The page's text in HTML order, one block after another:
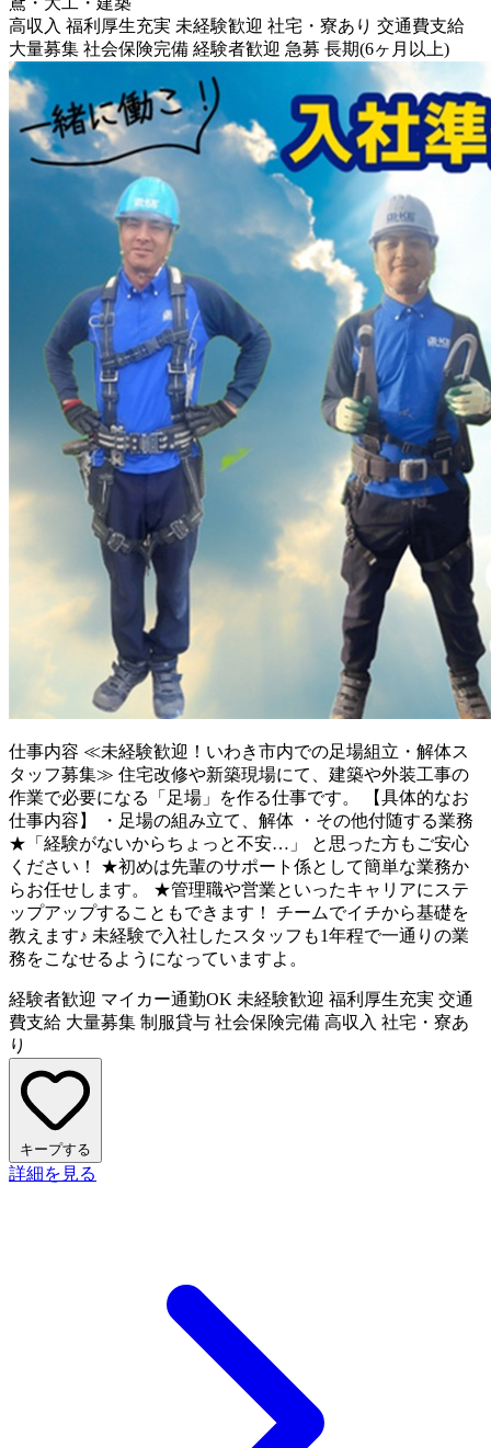
高収入 福利厚生充実 未経験歓迎 社宅・寮あり 交通費支給
大量募集 社会保険完備 経験者歓迎 急募 長期(6ヶ月以上)
仕事内容 ≪未経験歓迎！いわき市内での足場組立・解体ス
タッフ募集≫ 住宅改修や新築現場にて、建築や外装工事の
作業で必要になる「足場」を作る仕事です。 【具体的なお
仕事内容】 ・足場の組み立て、解体 ・その他付随する業務
★「経験がないからちょっと不安…」 と思った方もご安心
ください！ ★初めは先輩のサポート係として簡単な業務か
らお任せします。 ★管理職や営業といったキャリアにステ
ップアップすることもできます！ チームでイチから基礎を
教えます♪ 未経験で入社したスタッフも1年程で一通りの業
務をこなせるようになっていますよ。
経験者歓迎 マイカー通勤OK 未経験歓迎 福利厚生充実 交通
費支給 大量募集 制服貸与 社会保険完備 高収入 社宅・寮あ
り
キープする
詳細を見る